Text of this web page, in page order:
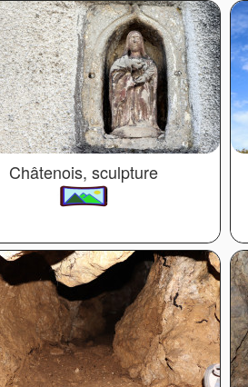
Châtenois, sculpture